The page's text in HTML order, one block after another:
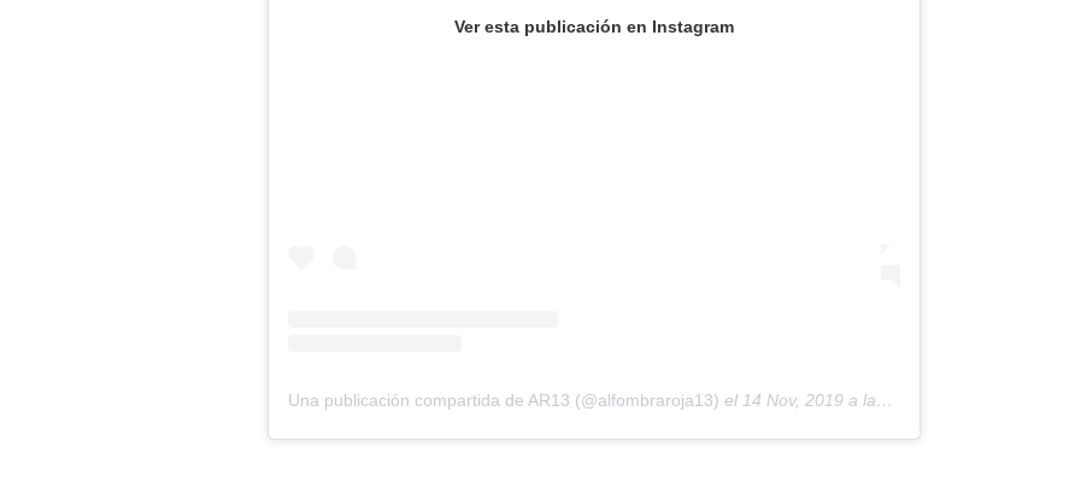
Ver esta publicación en Instagram
Una publicación compartida de AR13 (@alfombraroja13) el 14 Nov, 2019 a las 8:22 PST